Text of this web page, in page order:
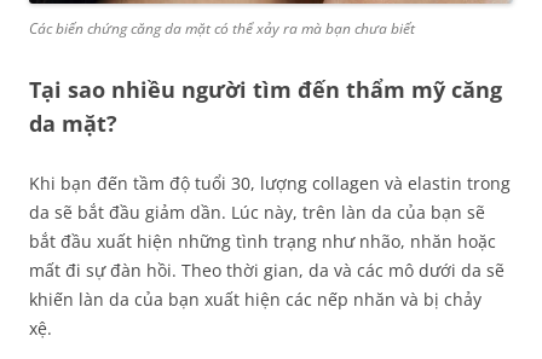
Các biến chứng căng da mặt có thể xảy ra mà bạn chưa biết
Tại sao nhiều người tìm đến thẩm mỹ căng
da mặt?
Khi bạn đến tầm độ tuổi 30, lượng collagen và elastin trong
da sẽ bắt đầu giảm dần. Lúc này, trên làn da của bạn sẽ
bắt đầu xuất hiện những tình trạng như nhão, nhăn hoặc
mất đi sự đàn hồi. Theo thời gian, da và các mô dưới da sẽ
khiến làn da của bạn xuất hiện các nếp nhăn và bị chảy
xệ.